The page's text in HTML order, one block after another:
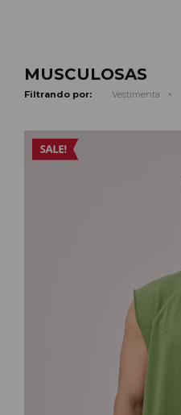
MUSCULOSAS
Filtrando por: Vestimenta